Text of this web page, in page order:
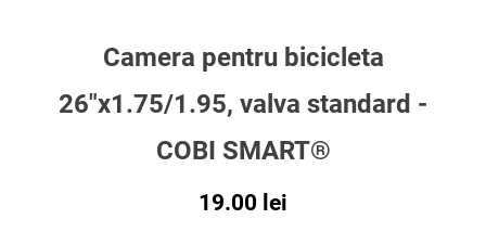
Camera pentru bicicleta
26"x1.75/1.95, valva standard -
COBI SMART®
19.00 lei